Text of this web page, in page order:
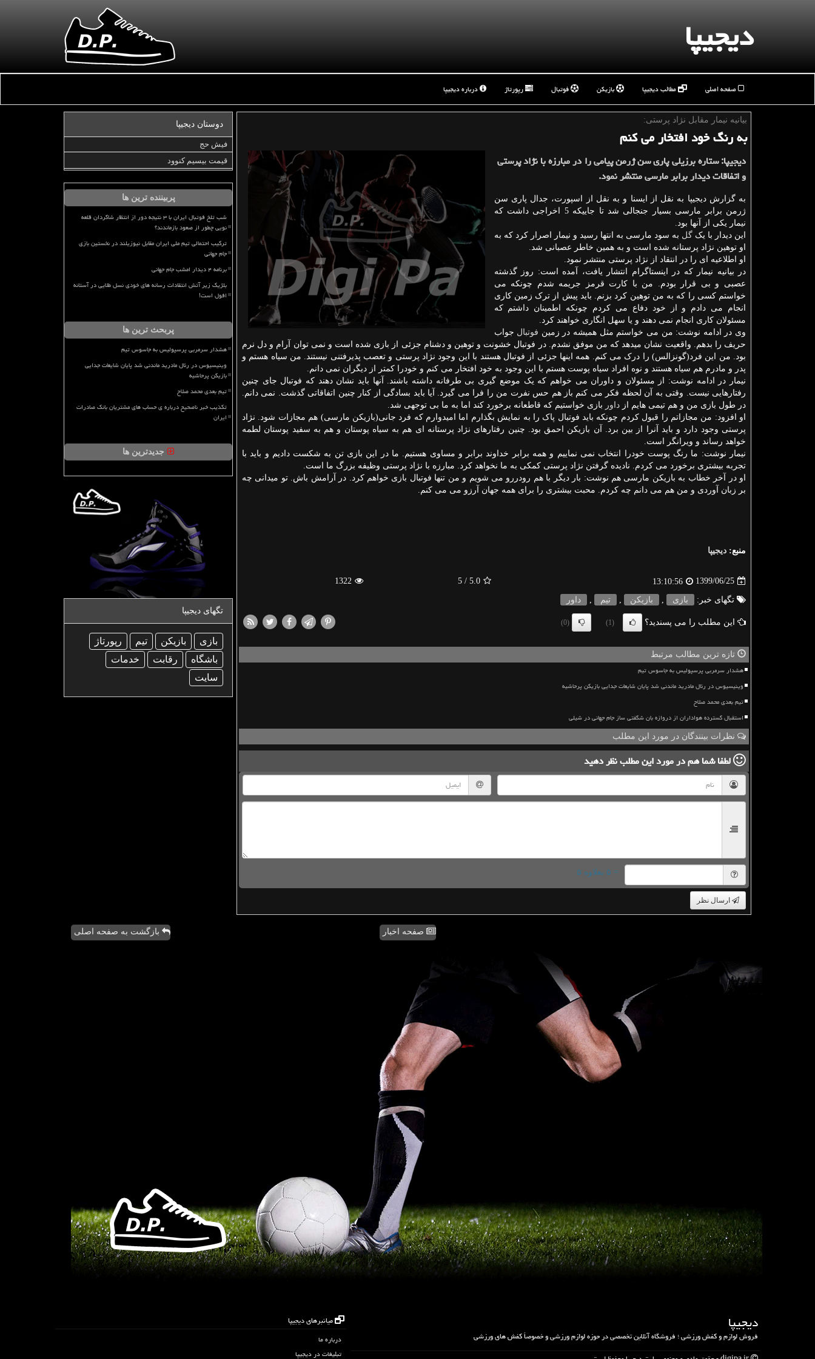
دیجیپا
صفحه اصلی مطالب دیجیپا بازیکن فوتبال رپورتاژ درباره دیجیپا
بیانیه نیمار مقابل نژاد پرستی:
به رنگ خود افتخار می كنم
دیجیپا: ستاره برزیلی پاری سن ژرمن پیامی را در مبارزه با نژاد پرستی
و اتفاقات دیدار برابر مارسی منتشر نمود.
به گزارش دیجیپا به نقل از ایسنا و به نقل از اسپورت، جدال پاری سن
ژرمن برابر مارسی بسیار جنجالی شد تا جاییکه 5 اخراجی داشت که
نیمار یکی از آنها بود.
این دیدار با یکگل به سود مارسی به انتها رسید و نیمار اصرار کرد که به
او توهین نژاد پرستانه شده است و به همین خاطر عصبانی شد.
او اطلاعیه ای را در انتقاد از نژاد پرستی منتشر نمود.
در بیانیه نیمار که در اینستاگرام انتشار یافت، آمده است: روز گذشته
عصبی و بی قرار بودم. من با کارت قرمز جریمه شدم چونکه می
خواستم کسی را که به من توهین کرد بزنم. باید پیش از ترک زمین کاری
انجام می دادم و از خود دفاع می کردم چونکه اطمینان داشتم که
مسئولان کاری انجام نمی دهند و یا سهل انگاری خواهند کرد.
وی در ادامه نوشت: من می خواستم مثل همیشه در زمین فوتبال جواب
حریف را بدهم. واقعیت نشان میدهد که من موفق نشدم. در فوتبال خشونت و توهین و دشنام جزئی از بازی شده است و نمی توان آرام و دل نرم
بود. من این فرد(گونزالس) را درک می کنم. همه اینها جزئی از فوتبال هستند با این وجود نژاد پرستی و تعصب پذیرفتنی نیستند. من سیاه هستم و
پدر و مادرم هم سیاه هستند و نوه افراد سیاه پوست هستم با این وجود به خود افتخار می کنم و خودرا کمتر از دیگران نمی دانم.
نیمار در ادامه نوشت: از مسئولان و داوران می خواهم که یک موضع گیری بی طرفانه داشته باشند. آنها باید نشان دهند که فوتبال جای چنین
رفتارهایی نیست. وقتی به آن لحظه فکر می کنم باز هم حس نفرت من را فرا می گیرد. آیا باید بسادگی از کنار چنین اتفاقاتی گذشت. نمی دانم.
در طول بازی من و هم تیمی هایم از داور بازی خواستیم که قاطعانه برخورد کند اما به ما بی توجهی شد.
او افزود: من مجازاتم را قبول کردم چونکه باید فوتبال پاک را به نمایش بگذارم اما امیدوارم که فرد جانی(بازیکن مارسی) هم مجازات شود. نژاد
پرستی وجود دارد و باید آنرا از بین برد. آن بازیکن احمق بود. چنین رفتارهای نژاد پرستانه ای هم به سیاه پوستان و هم به سفید پوستان لطمه
خواهد رساند و ویرانگر است.
نیمار نوشت: ما رنگ پوست خودرا انتخاب نمی نماییم و همه برابر خداوند برابر و مساوی هستیم. ما در این بازی تن به شکست دادیم و باید با
تجربه بیشتری برخورد می کردم. نادیده گرفتن نژاد پرستی کمکی به ما نخواهد کرد. مبارزه با نژاد پرستی وظیفه بزرگ ما است.
او در آخر خطاب به بازیکن مارسی هم نوشت: بار دیگر با هم رودررو می شویم و من تنها فوتبال بازی خواهم کرد. در آرامش باش. تو میدانی چه
بر زبان آوردی و من هم می دانم چه کردم. محبت بیشتری را برای همه جهان آرزو می می کنم.
منبع: دیجیپا
1399/06/25
13:10:56
5.0
/ 5
1322
تگهای خبر: بازی بازیكن تیم داور
این مطلب را می پسندید؟ (1)
(0)
تازه ترین مطالب مرتبط
هشدار سرمربی پرسپولیس به جاسوس تیم
وینیسیوس در رئال مادرید ماندنی شد پایان شایعات جدایی بازیکن پرحاشیه
تیم بعدی محمد صلاح
استقبال گسترده هواداران از دروازه بان شگفتی ساز جام جهانی در شیلی
نظرات بینندگان در مورد این مطلب
لطفا شما همدر مورد این مطلبنظر دهید
= ۵ بعلاوه ۵
ارسال نظر
دوستان دیجیپا
فیش حج
قیمت بیسیم کنوود
پربیننده ترین ها
شب تلخ فوتبال ایران با ۳ نتیجه دور از انتظار شاگردان قلعه
نویی چطور از صعود بازماندند؟
ترکیب احتمالی تیم ملی ایران مقابل نیوزیلند در نخستین بازی
جام جهانی
برنامه ۴ دیدار امشب جام جهانی
بلژیک زیر آتش انتقادات رسانه های خودی نسل طلایی در آستانه
افول است!
پربحث ترین ها
هشدار سرمربی پرسپولیس به جاسوس تیم
وینیسیوس در رئال مادرید ماندنی شد پایان شایعات جدایی
بازیکن پرحاشیه
تیم بعدی محمد صلاح
تکذیب خبر ناصحیح درباره ی حساب های مشتریان بانک صادرات
ایران
جدیدترین ها
تگهای دیجیپا
بازی بازیكن تیم
رپورتاژ
باشگاه
رقابت
خدمات
سایت
صفحه اخبار بازگشت به صفحه اصلی
دیجیپا
فروش لوازم و کفش ورزشی ؛ فروشگاه آنلاین تخصصی در حوزه لوازم ورزشی و خصوصاً کفش های ورزشی
میانبرهای دیجیپا
درباره ما
تبلیغات در دیجیپا